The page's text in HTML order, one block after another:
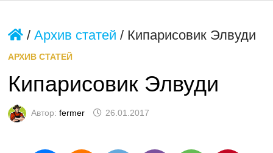
/ Архив статей / Кипарисовик Элвуди
АРХИВ СТАТЕЙ
Кипарисовик Элвуди
Автор: fermer 26.01.2017